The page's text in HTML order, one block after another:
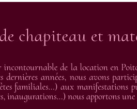
chapiteau et
incontournable de la location en
dernières années, nous avons
familiales…) aux manifestations
inaugurations…) nous apportons